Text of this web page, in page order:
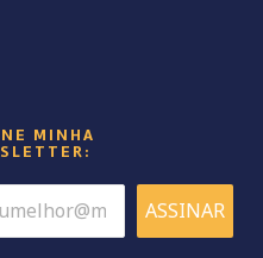
MINHA
ASSINAR